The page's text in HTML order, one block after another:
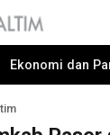
Ekonomi dan